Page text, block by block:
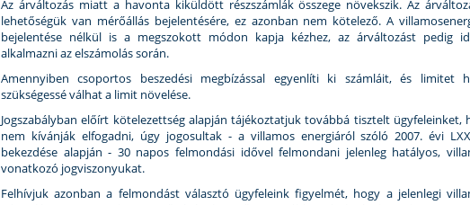
Az árváltozás miatt a havonta kiküldött részszámlák összege növekszik. Az
lehetőségük van mérőállás bejelentésére, ez azonban nem kötelező. A
bejelentése nélkül is a megszokott módon kapja kézhez, az árváltozást pedig
alkalmazni az elszámolás során.
Amennyiben csoportos beszedési megbízással egyenlíti ki számláit, és limitet
szükségessé válhat a limit növelése.
Jogszabályban előírt kötelezettség alapján tájékoztatjuk továbbá tisztelt ügyfeleinket,
nem kívánják elfogadni, úgy jogosultak - a villamos energiáról szóló 2007. évi
bekezdése alapján - 30 napos felmondási idővel felmondani jelenleg hatályos,
vonatkozó jogviszonyukat.
Felhívjuk azonban a felmondást választó ügyfeleink figyelmét, hogy a jelenlegi